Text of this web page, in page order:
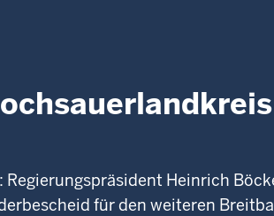
Heinrich
für den weiteren